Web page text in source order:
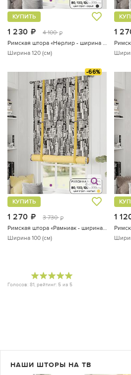
1 230 руб.
4 100 руб.
КУПИТЬ
Ширина 120 (см)
1
-66%
1 270 руб.
3 730 руб.
КУПИТЬ
Римская штора «Рамниак - ширина 100 см»
Ширина 100 (см)
1
Голосов: 81, рейтинг: 5 из 5
НАШИ ШТОРЫ НА ТВ